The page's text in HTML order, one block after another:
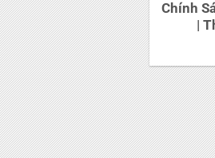
Chính
|
Lắp Đặt